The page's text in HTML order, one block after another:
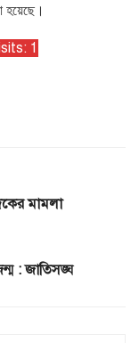
হয়েছে।
1
মামলা
: জাতিসঙ্ঘ